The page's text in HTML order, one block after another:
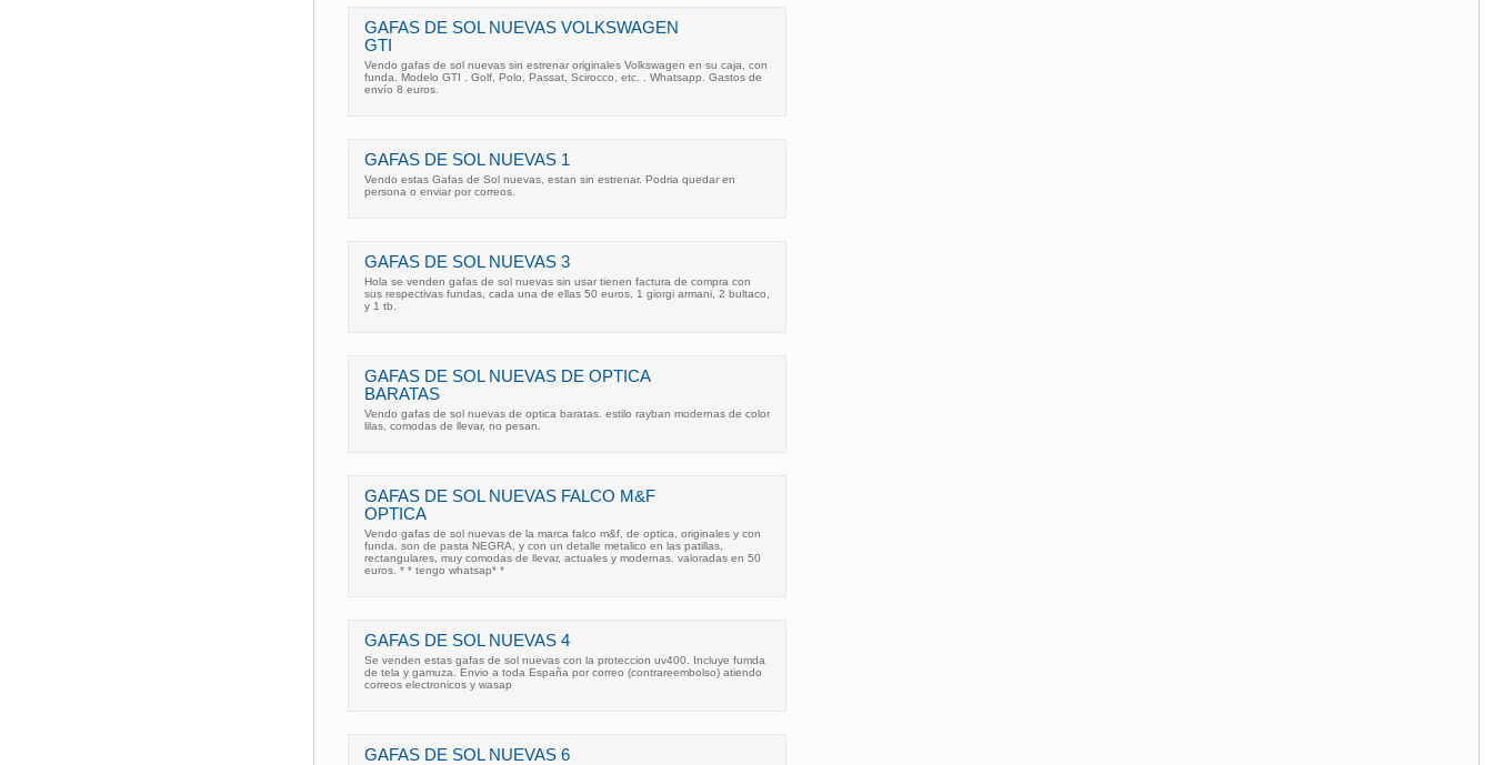
GAFAS DE SOL NUEVAS VOLKSWAGEN
GTI
Vendo gafas de sol nuevas sin estrenar originales Volkswagen en su caja, con
funda. Modelo GTI . Golf, Polo, Passat, Scirocco, etc. . Whatsapp. Gastos de
envío 8 euros.
GAFAS DE SOL NUEVAS 1
Vendo estas Gafas de Sol nuevas, estan sin estrenar. Podria quedar en
persona o enviar por correos.
GAFAS DE SOL NUEVAS 3
Hola se venden gafas de sol nuevas sin usar tienen factura de compra con
sus respectivas fundas, cada una de ellas 50 euros, 1 giorgi armani, 2 bultaco,
y 1 tb.
GAFAS DE SOL NUEVAS DE OPTICA
BARATAS
Vendo gafas de sol nuevas de optica baratas. estilo rayban modernas de color
lilas, comodas de llevar, no pesan.
GAFAS DE SOL NUEVAS FALCO M&F
OPTICA
Vendo gafas de sol nuevas de la marca falco m&f, de optica, originales y con
funda. son de pasta NEGRA, y con un detalle metalico en las patillas,
rectangulares, muy comodas de llevar, actuales y modernas. valoradas en 50
euros. * * tengo whatsap* *
GAFAS DE SOL NUEVAS 4
Se venden estas gafas de sol nuevas con la proteccion uv400. Incluye fumda
de tela y gamuza. Envio a toda España por correo (contrareembolso) atiendo
correos electronicos y wasap
GAFAS DE SOL NUEVAS 6